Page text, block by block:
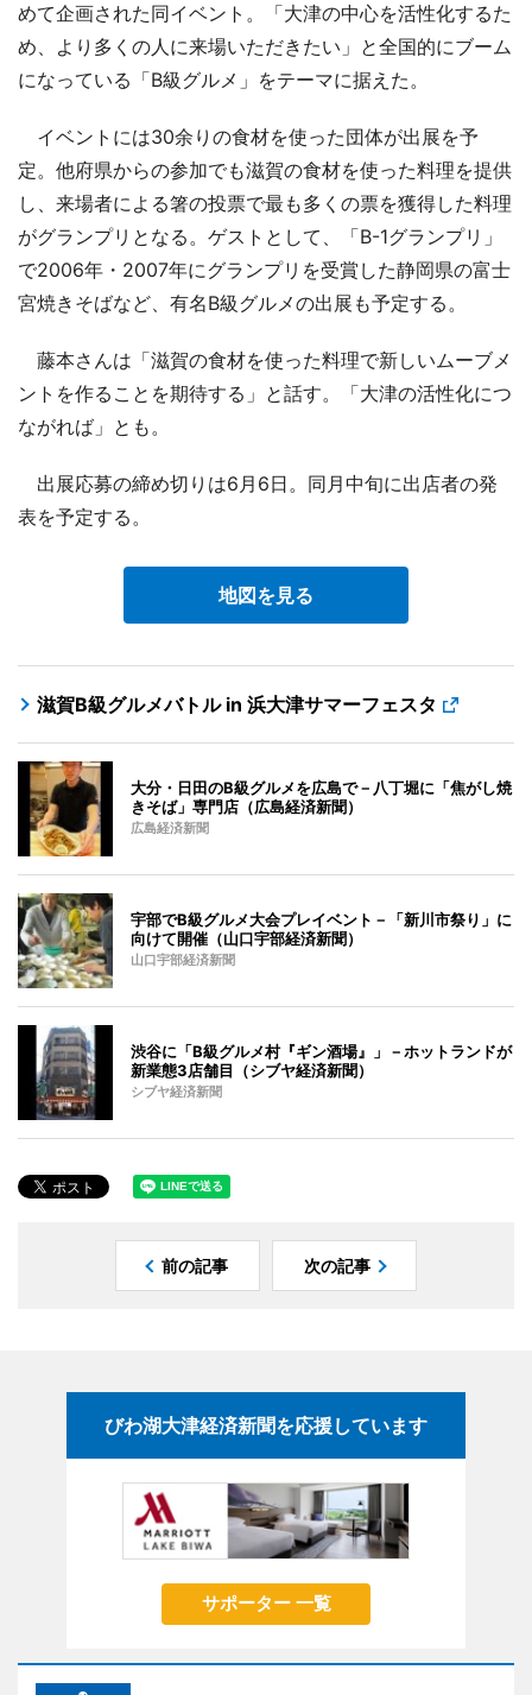
めて企画された同イベント。「大津の中心を活性化するた
め、より多くの人に来場いただきたい」と全国的にブーム
になっている「B級グルメ」をテーマに据えた。
イベントには30余りの食材を使った団体が出展を予
定。他府県からの参加でも滋賀の食材を使った料理を提供
し、来場者による箸の投票で最も多くの票を獲得した料理
がグランプリとなる。ゲストとして、「B-1グランプリ」
で2006年・2007年にグランプリを受賞した静岡県の富士
宮焼きそばなど、有名B級グルメの出展も予定する。
藤本さんは「滋賀の食材を使った料理で新しいムーブメ
ントを作ることを期待する」と話す。「大津の活性化につ
ながれば」とも。
出展応募の締め切りは6月6日。同月中旬に出店者の発
表を予定する。
地図を見る
滋賀B級グルメバトル in 浜大津サマーフェスタ
大分・日田のB級グルメを広島で－八丁堀に「焦がし焼
きそば」専門店（広島経済新聞）
広島経済新聞
宇部でB級グルメ大会プレイベント－「新川市祭り」に
向けて開催（山口宇部経済新聞）
山口宇部経済新聞
渋谷に「B級グルメ村『ギン酒場』」－ホットランドが
新業態3店舗目（シブヤ経済新聞）
シブヤ経済新聞
前の記事 次の記事
びわ湖大津経済新聞を応援しています
サポーター 一覧